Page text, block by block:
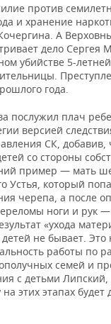
против
и хранение
А
дело Сергея
убийстве 5-
года.
послужил плач
версией
СК, добавив,
со стороны
пример — мать
Устья, который
черепа, а после
ноги и рук —
«ухода
не бывает. Это
работы по
семей и
с детьми
этих этапах будет